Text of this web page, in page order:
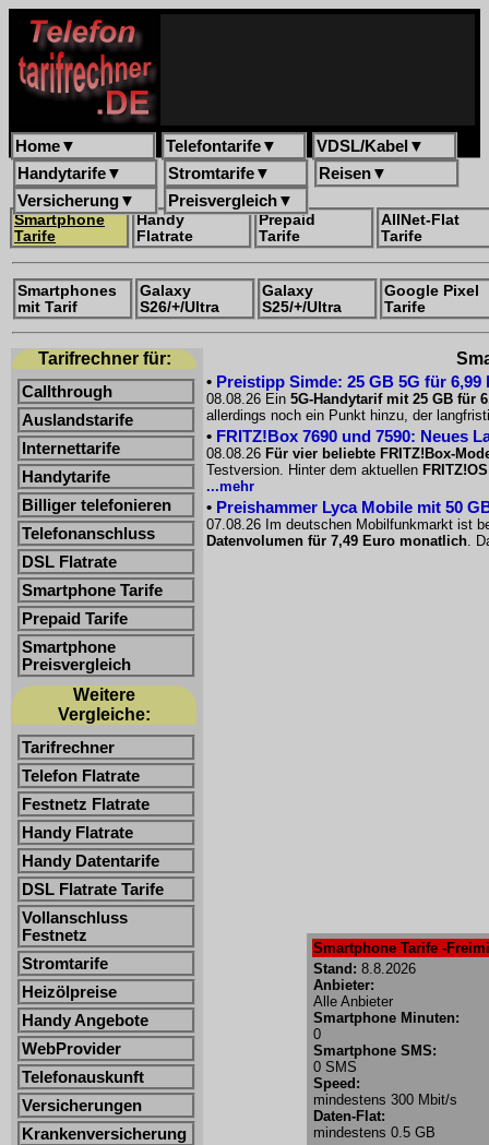
Home▼ Telefontarife▼ VDSL/Kabel ▼
Handytarife▼ Stromtarife▼ Reisen▼
Versicherung▼ Preisvergleich▼
Smartphone
Tarife
Handy
Flatrate
Prepaid
Tarife
AllNet-Flat
Tarife
Smartphones
mit Tarif
Galaxy
S26/+/Ultra
Galaxy
S25/+/Ultra
Google Pixel
Tarife
Tarifrechner für:
Callthrough
Auslandstarife
Internettarife
Handytarife
Billiger telefonieren
Telefonanschluss
DSL Flatrate
Smartphone Tarife
Prepaid Tarife
Smartphone
Preisvergleich
Weitere
Vergleiche:
Tarifrechner
Telefon Flatrate
Festnetz Flatrate
Handy Flatrate
Handy Datentarife
DSL Flatrate Tarife
Vollanschluss
Festnetz
Stromtarife
Heizölpreise
Handy Angebote
WebProvider
Telefonauskunft
Versicherungen
Krankenversicherung
• Preistipp Simde: 25 GB 5G für
08.08.26 Ein 5G-Handytarif mit 25 GB für
allerdings noch ein Punkt hinzu, der
• FRITZ!Box 7690 und 7590: Neues
08.08.26 Für vier beliebte FRITZ!Box-
Testversion. Hinter dem aktuellen
...mehr
• Preishammer Lyca Mobile mit 50
07.08.26 Im deutschen Mobilfunkmarkt ist
Datenvolumen für 7,49 Euro monatlich.
Smartphone Tarife -
Stand: 8.8.2026
Anbieter:
Alle Anbieter
Smartphone Minuten:
0
Smartphone SMS:
0 SMS
Speed:
mindestens 300 Mbit/s
Daten-Flat:
mindestens 0.5 GB